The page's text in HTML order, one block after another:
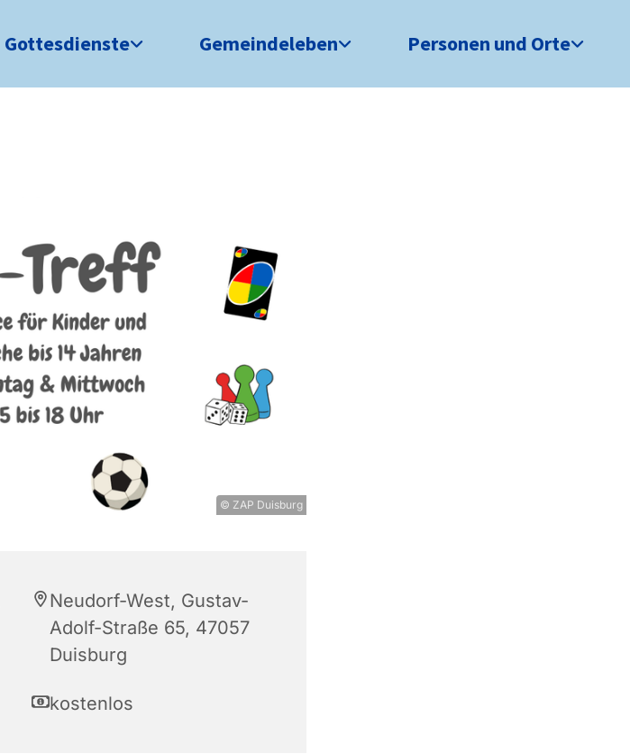
Gottesdienste Gemeindeleben Personen und Orte
© ZAP Duisburg
Neudorf-West, Gustav-
Adolf-Straße 65, 47057
Duisburg
kostenlos